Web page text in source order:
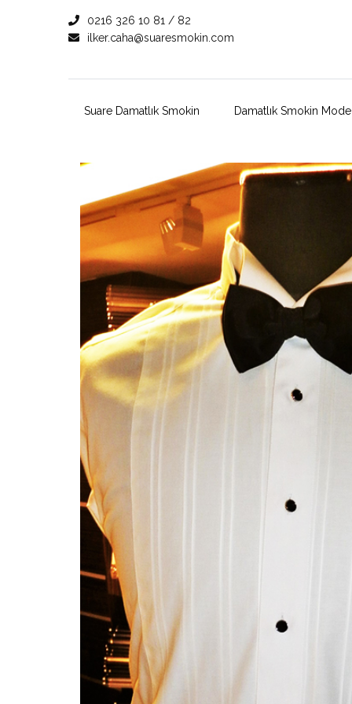
0216 326 10 81 / 82
ilker.caha@suaresmokin.com
Suare Damatlık Smokin Damatlık Smokin